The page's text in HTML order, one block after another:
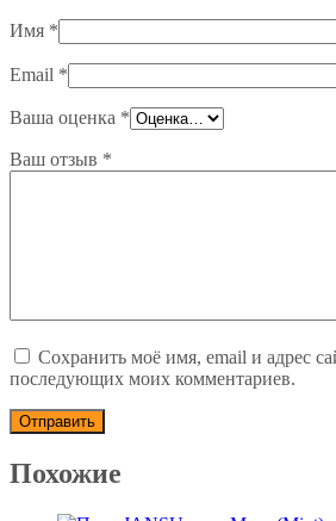
Имя *
Email *
Ваша оценка *
Ваш отзыв *
Сохранить моё имя, email и адрес
последующих моих комментариев.
Похожие